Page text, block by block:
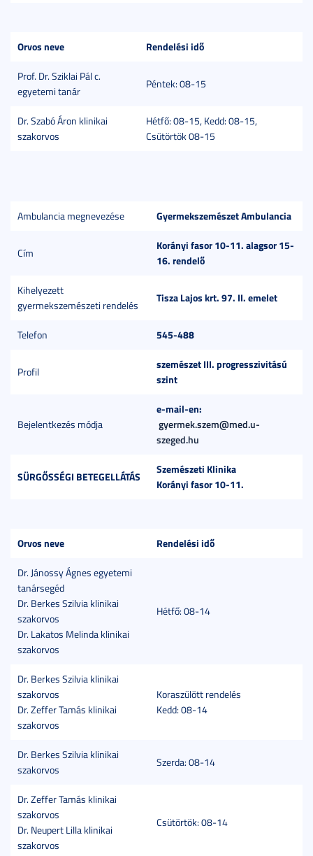
Orvos neve Rendelési idő
Prof. Dr. Sziklai Pál c.
egyetemi tanár
Péntek: 08-15
Dr. Szabó Áron klinikai
szakorvos
Hétfő: 08-15, Kedd: 08-15,
Csütörtök 08-15
Ambulancia megnevezése Gyermekszemészet Ambulancia
Cím
Korányi fasor 10-11. alagsor 15-
16. rendelő
Kihelyezett
gyermekszemészeti rendelés
Tisza Lajos krt. 97. II. emelet
Telefon 545-488
Profil
szemészet III. progresszivitású
szint
Bejelentkezés módja
e-mail-en:
gyermek.szem@med.u-
szeged.hu
SÜRGŐSSÉGI BETEGELLÁTÁS
Szemészeti Klinika
Korányi fasor 10-11.
Orvos neve Rendelési idő
Dr. Jánossy Ágnes egyetemi
tanársegéd
Dr. Berkes Szilvia klinikai
szakorvos
Dr. Lakatos Melinda klinikai
szakorvos
Hétfő: 08-14
Dr. Berkes Szilvia klinikai
szakorvos
Dr. Zeffer Tamás klinikai
szakorvos
Koraszülött rendelés
Kedd: 08-14
Dr. Berkes Szilvia klinikai
szakorvos
Szerda: 08-14
Dr. Zeffer Tamás klinikai
szakorvos
Dr. Neupert Lilla klinikai
szakorvos
Csütörtök: 08-14